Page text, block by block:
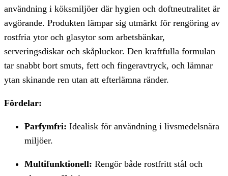
användning i köksmiljöer där hygien och doftneutralitet är
avgörande. Produkten lämpar sig utmärkt för rengöring av
rostfria ytor och glasytor som arbetsbänkar,
serveringsdiskar och skåpluckor. Den kraftfulla formulan
tar snabbt bort smuts, fett och fingeravtryck, och lämnar
ytan skinande ren utan att efterlämna ränder.
Fördelar:
Parfymfri: Idealisk för användning i livsmedelsnära
miljöer.
Multifunktionell: Rengör både rostfritt stål och